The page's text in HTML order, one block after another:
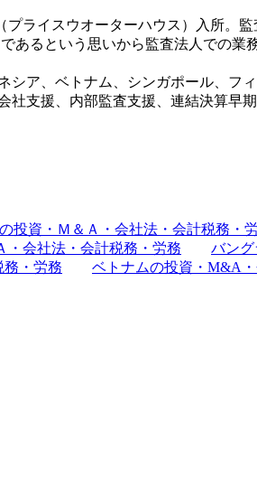
ライスウオーターハウス）入所。
るという思いから監査法人での業
ア、ベトナム、シンガポール、フ
支援、内部監査支援、連結決算早
投資・Ｍ＆Ａ・会社法・会計税務・
・会社法・会計税務・労務
バン
務・労務 ベトナムの投資・M&A